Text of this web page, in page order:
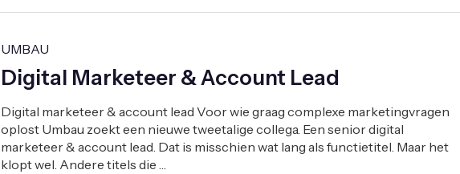
UMBAU
Digital Marketeer & Account Lead
Digital marketeer & account lead Voor wie graag complexe marketingvragen
oplost Umbau zoekt een nieuwe tweetalige collega. Een senior digital
marketeer & account lead. Dat is misschien wat lang als functietitel. Maar het
klopt wel. Andere titels die …